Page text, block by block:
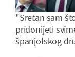
"Sretan sam
pridonijeti
španjolskog